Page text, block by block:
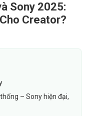
Sony 2025:
Creator?
– Sony hiện đại,